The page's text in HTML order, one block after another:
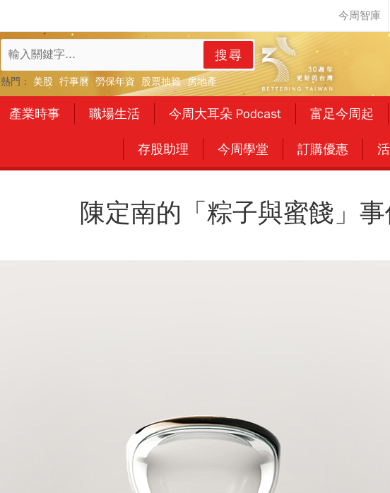
搜尋
熱門： 美股 行事曆 勞保年資 股票抽籤 房地產
產業時事 職場生活 今周大耳朵 Podcast 富足今周起
存股助理 今周學堂 訂購優惠
陳定南的「粽子與蜜餞」